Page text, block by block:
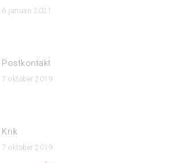
6 januari 2021
Postkontakt
7 oktober 2019
Krik
7 oktober 2019